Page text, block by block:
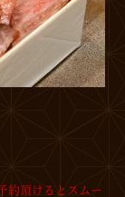
約頂けるとスムー